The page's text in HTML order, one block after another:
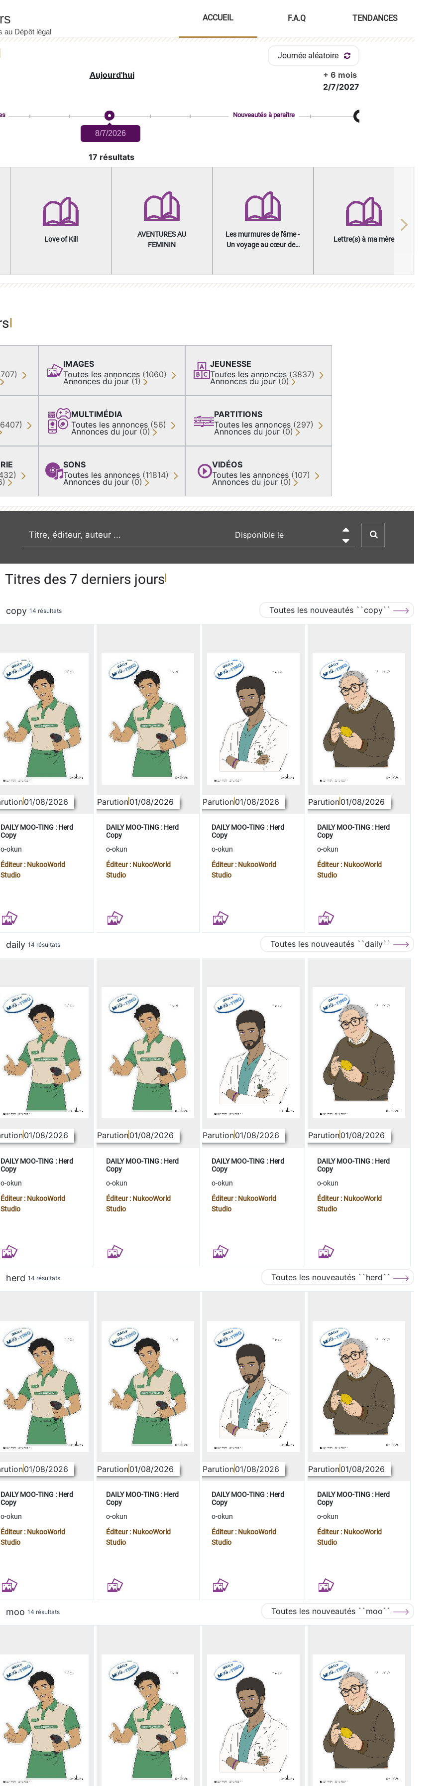
ACCUEIL F.A.Q TENDANCES
Journée aléatoire
Aujourd'hui
+ 6 mois
2/7/2027
8/7/2026
Nouveautés à paraître
17 résultats
Love of Kill
AVENTURES AU
FEMININ
Les murmures de l'âme -
Un voyage au cœur des
Lettre(s) à ma mère
Next
IMAGES
Toutes les annonces (1060)
Annonces du jour (1)
MULTIMÉDIA
Toutes les annonces (56)
Annonces du jour (0)
SONS
Toutes les annonces (11814)
Annonces du jour (0)
JEUNESSE
Toutes les annonces (3837)
Annonces du jour (0)
PARTITIONS
Toutes les annonces (297)
Annonces du jour (0)
VIDÉOS
Toutes les annonces (107)
Annonces du jour (0)
recherche par mot clé

Titres des 7 derniers jours
copy 14 résultats Toutes les nouveautés ``copy``
01/08/2026
DAILY MOO-TING : Herd
Copy
o-okun
Éditeur : NukooWorld
Studio
Parution01/08/2026
DAILY MOO-TING : Herd
Copy
o-okun
Éditeur : NukooWorld
Studio
Parution01/08/2026
DAILY MOO-TING : Herd
Copy
o-okun
Éditeur : NukooWorld
Studio
Parution01/08/2026
DAILY MOO-TING : Herd
Copy
o-okun
Éditeur : NukooWorld
Studio
daily 14 résultats Toutes les nouveautés ``daily``
01/08/2026
DAILY MOO-TING : Herd
Copy
o-okun
Éditeur : NukooWorld
Studio
Parution01/08/2026
DAILY MOO-TING : Herd
Copy
o-okun
Éditeur : NukooWorld
Studio
Parution01/08/2026
DAILY MOO-TING : Herd
Copy
o-okun
Éditeur : NukooWorld
Studio
Parution01/08/2026
DAILY MOO-TING : Herd
Copy
o-okun
Éditeur : NukooWorld
Studio
herd 14 résultats Toutes les nouveautés ``herd``
01/08/2026
DAILY MOO-TING : Herd
Copy
o-okun
Éditeur : NukooWorld
Studio
Parution01/08/2026
DAILY MOO-TING : Herd
Copy
o-okun
Éditeur : NukooWorld
Studio
Parution01/08/2026
DAILY MOO-TING : Herd
Copy
o-okun
Éditeur : NukooWorld
Studio
Parution01/08/2026
DAILY MOO-TING : Herd
Copy
o-okun
Éditeur : NukooWorld
Studio
moo 14 résultats Toutes les nouveautés ``moo``